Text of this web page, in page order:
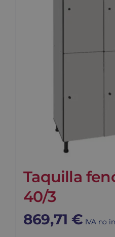
Taquilla
40/3
869,71 € IVA no